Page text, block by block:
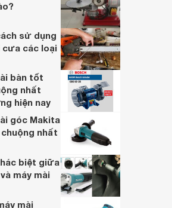
STCT1830-KR
Giá từ 1.690.000 đ
nơi bán
sử dụng
các loại
bàn tốt
nhất
hiện nay
góc Makita
nhất
biệt giữa
máy mài
mài